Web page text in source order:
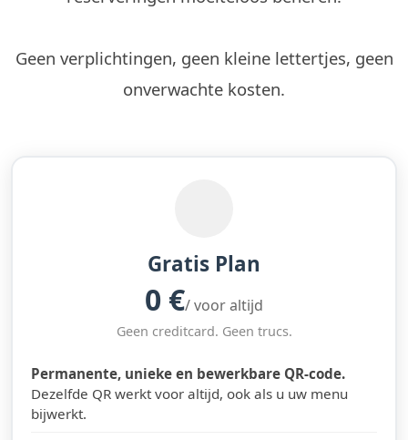
Geen verplichtingen, geen kleine lettertjes, geen
onverwachte kosten.
Gratis Plan
0 €/ voor altijd
Geen creditcard. Geen trucs.
Permanente, unieke en bewerkbare QR-code.
Dezelfde QR werkt voor altijd, ook als u uw menu
bijwerkt.